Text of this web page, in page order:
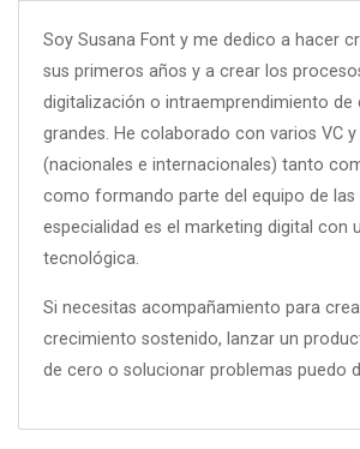
Soy Susana Font y me dedico a hacer
sus primeros años y a crear los
digitalización o intraemprendimiento de
grandes. He colaborado con varios VC
(nacionales e internacionales) tanto
como formando parte del equipo de las
especialidad es el marketing digital con
tecnológica.
Si necesitas acompañamiento para
crecimiento sostenido, lanzar un
de cero o solucionar problemas puedo